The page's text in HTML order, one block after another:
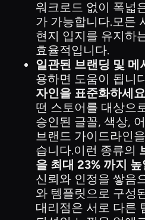
워크로드 없이 폭넓
가 가능합니다.모든
현지 입지를 유지하
효율적입니다.
일관된 브랜딩 및 메
용하면 도움이 됩니
자인을 표준화하세요
떤 스토어를 대상으
승인된 글꼴, 색상,
브랜드 가이드라인
습니다.이런 종류의
을 최대 23% 까지
신뢰와 인정을 쌓음
와 템플릿으로 구성
대리점은 서로 다른